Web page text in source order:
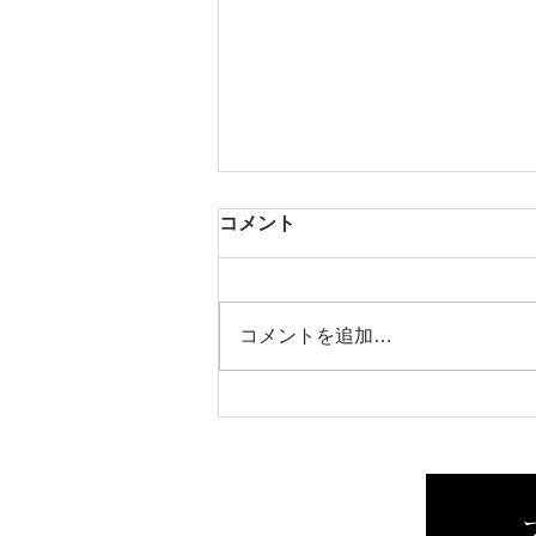
芳醇な香り
コメント
コメントを追加…